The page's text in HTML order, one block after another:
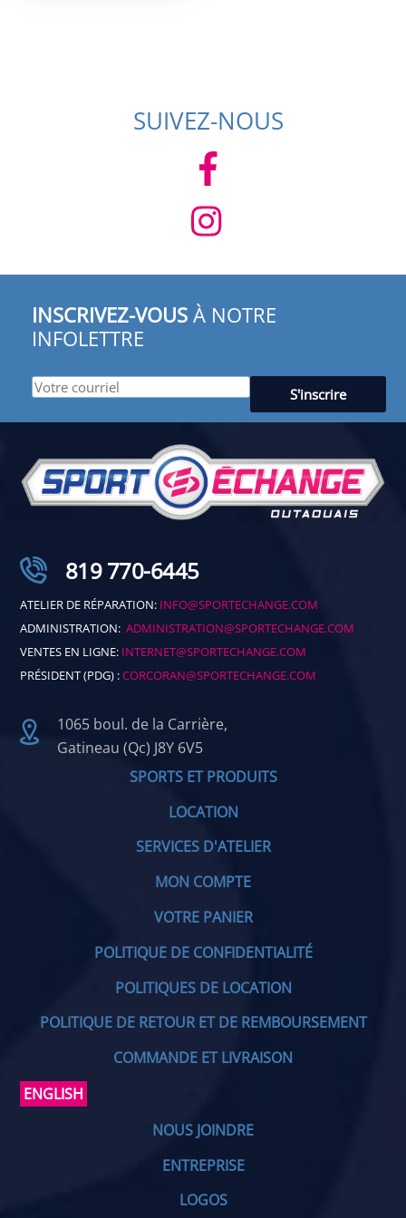
SUIVEZ-NOUS
INSCRIVEZ-VOUS À NOTRE
INFOLETTRE
819 770-6445
ATELIER DE RÉPARATION: INFO@SPORTECHANGE.COM
ADMINISTRATION:ADMINISTRATION@SPORTECHANGE.COM
VENTES EN LIGNE: INTERNET@SPORTECHANGE.COM
PRÉSIDENT (PDG) :CORCORAN@SPORTECHANGE.COM
1065 boul. de la Carrière,
Gatineau (Qc) J8Y 6V5
SPORTS ET PRODUITS
LOCATION
SERVICES D'ATELIER
MON COMPTE
VOTRE PANIER
POLITIQUE DE CONFIDENTIALITÉ
POLITIQUES DE LOCATION
POLITIQUE DE RETOUR ET DE REMBOURSEMENT
COMMANDE ET LIVRAISON
ENGLISH
NOUS JOINDRE
ENTREPRISE
LOGOS